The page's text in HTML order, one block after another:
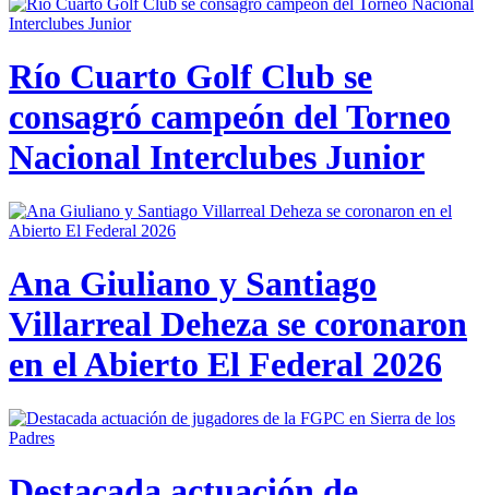
Río Cuarto Golf Club se
consagró campeón del Torneo
Nacional Interclubes Junior
Ana Giuliano y Santiago
Villarreal Deheza se coronaron
en el Abierto El Federal 2026